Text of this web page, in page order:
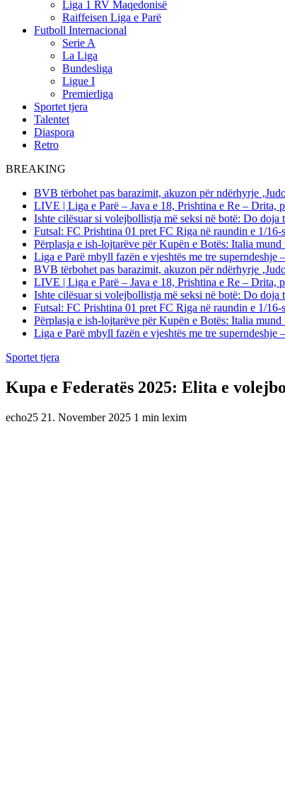
Liga 1 RV Maqedonisë
Raiffeisen Liga e Parë
Futboll Internacional
Serie A
La Liga
Bundesliga
Ligue I
Premierliga
Sportet tjera
Talentet
Diaspora
Retro
BREAKING
BVB tërbohet pas barazimit, akuzon për ndërhyrje
LIVE | Liga e Parë – Java e 18, Prishtina e Re – Drita,
Ishte cilësuar si volejbollistja më seksi në botë: Do
Futsal: FC Prishtina 01 pret FC Riga në raundin e 1/
Përplasja e ish-lojtarëve për Kupën e Botës: Italia
Liga e Parë mbyll fazën e vjeshtës me tre superndeshje
BVB tërbohet pas barazimit, akuzon për ndërhyrje
LIVE | Liga e Parë – Java e 18, Prishtina e Re – Drita,
Ishte cilësuar si volejbollistja më seksi në botë: Do
Futsal: FC Prishtina 01 pret FC Riga në raundin e 1/
Përplasja e ish-lojtarëve për Kupën e Botës: Italia
Liga e Parë mbyll fazën e vjeshtës me tre superndeshje
Sportet tjera
Kupa e Federatës 2025: Elita e
echo25 21. November 2025 1 min lexim